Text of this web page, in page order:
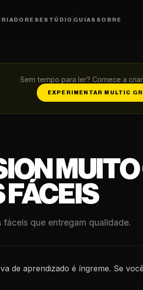
ESTÚDIO GUIAS SOBRE
Sem tempo para ler? Comece a
EXPERIMENTAR MULTIC
FÁCEIS
fáceis que entregam qualidade.
aprendizado é íngreme. Se